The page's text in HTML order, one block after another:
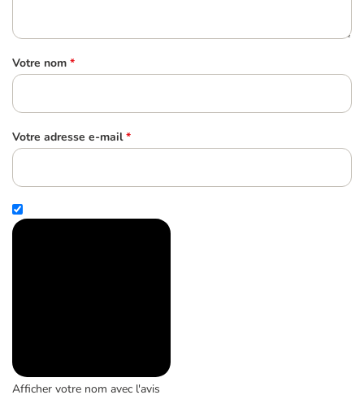
Votre nom *
Votre adresse e-mail *
Afficher votre nom avec l'avis